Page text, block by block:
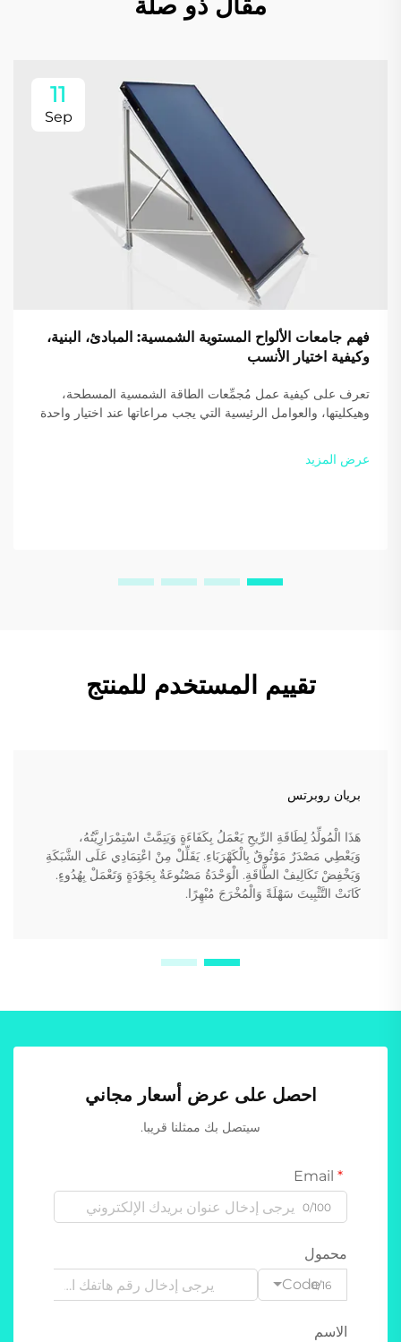
11
Sep
فهم جامعات الألواح المستوية الشمسية: المبادئ، البنية،
وكيفية اختيار الأنسب
تعرف على كيفية عمل مُجمِّعات الطاقة الشمسية المسطحة،
وهيكليتها، والعوامل الرئيسية التي يجب مراعاتها عند اختيار واحدة
عرض المزيد
تقييم المستخدم للمنتج
بريان روبرتس
هَذَا الْمُولِّدُ لِطَاقَةِ الرِّيحِ يَعْمَلُ بِكَفَاءَةٍ وَيَتِمَّتْ اسْتِمْرَارِيَّتُهُ،
وَيَعْطِي مَصْدَرٌ مَوْثُوقٌ بِالْكَهْرَبَاءِ. يَقَلِّلْ مِنْ اعْتِمَادِي عَلَى الشَّبَكَةِ
وَيَخْفِضْ تَكَالِيفْ الطَّاقَةِ. الْوَحْدَةُ مَصْنُوعَةٌ بِجَوْدَةٍ وَتَعْمَلْ بِهُدُوءٍ.
كَانَتْ التَّثْبِيتَ سَهْلَةً وَالْمُخْرَجَ مُبْهِرًا.
احصل على عرض أسعار مجاني
سيتصل بك ممثلنا قريبا.
0/100
محمول
Code0/16
الاسم